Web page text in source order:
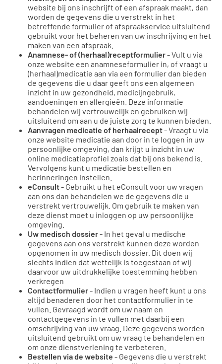
website bij ons inschrijft of een afspraak maakt, dan
worden de gegevens die u verstrekt in het
betreffende formulier of afspraakservice uitsluitend
gebruikt voor het beheren van uw inschrijving en het
maken van een afspraak.
Anamnese- of (herhaal)receptformulier- Vult u via
onze website een anamneseformulier in, of vraagt u
(herhaal)medicatie aan via een formulier dan bieden
de gegevens die u daar geeft ons een algemeen
inzicht in uw gezondheid, medicijngebruik,
aandoeningen en allergieën. Deze informatie
behandelen wij vertrouwelijk en gebruiken wij
uitsluitend om aan u de juiste zorg te kunnen bieden.
Aanvragen medicatie of herhaalrecept- Vraagt u via
onze website medicatie aan door in te loggen in uw
persoonlijke omgeving, dan krijgt u inzicht in uw
online medicatieprofiel zoals dat bij ons bekend is.
Vervolgens kunt u medicatie bestellen en
herinneringen instellen.
eConsult- Gebruikt u het eConsult voor uw vragen
aan ons dan behandelen we de gegevens die u
verstrekt vertrouwelijk. Om gebruik te maken van
deze dienst moet u inloggen op uw persoonlijke
omgeving.
Uw medisch dossier- In het geval u medische
gegevens aan ons verstrekt kunnen deze worden
opgenomen in uw medisch dossier. Dit doen wij
slechts indien dat wettelijk is toegestaan of wij
daarvoor uw uitdrukkelijke toestemming hebben
verkregen
Contactformulier- Indien u vragen heeft kunt u ons
altijd benaderen door het contactformulier in te
vullen. Gevraagd wordt om uw naam en
contactgegevens in te vullen met daarbij een
omschrijving van uw vraag. Deze gegevens worden
uitsluitend gebruikt om uw vraag te behandelen en
om onze dienstverlening te verbeteren.
Bestellen via de website - Gegevens die u verstrekt